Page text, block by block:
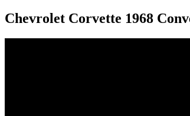
Chevrolet Corvette 1968